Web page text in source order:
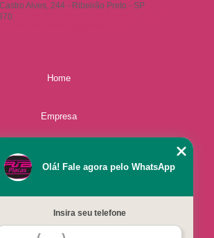
Alves, 244 - Ribeirão Preto - SP
Home
Empresa
Contato
Olá! Fale agora pelo WhatsApp
Insira seu telefone